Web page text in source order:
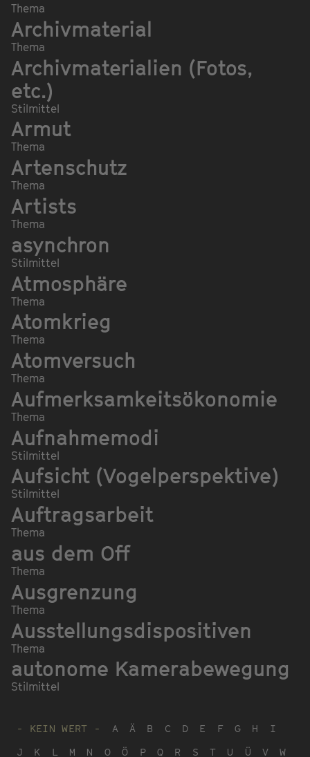
Thema
Archivmaterial
Thema
Archivmaterialien (Fotos,
etc.)
Stilmittel
Armut
Thema
Artenschutz
Thema
Artists
Thema
asynchron
Stilmittel
Atmosphäre
Thema
Atomkrieg
Thema
Atomversuch
Thema
Aufmerksamkeitsökonomie
Thema
Aufnahmemodi
Stilmittel
Aufsicht (Vogelperspektive)
Stilmittel
Auftragsarbeit
Thema
aus dem Off
Thema
Ausgrenzung
Thema
Ausstellungsdispositiven
Thema
autonome Kamerabewegung
Stilmittel
- KEIN WERT - A Ä B C D E F G H
I
J
K L M N O Ö P Q R S T U Ü V W